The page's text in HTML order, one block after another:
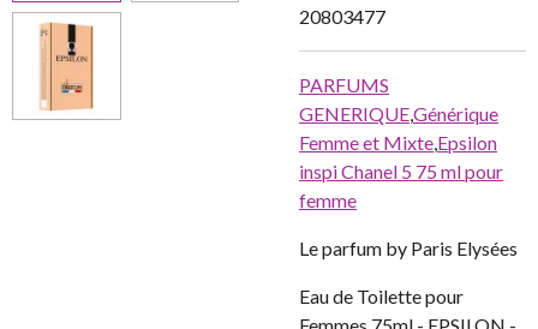
20803477
PARFUMS
GENERIQUE,Générique
Femme et Mixte,Epsilon
inspi Chanel 5 75 ml pour
femme
Le parfum by Paris Elysées
Eau de Toilette pour